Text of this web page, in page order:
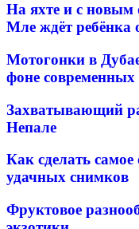
На яхте и с новым
Мле ждёт
Мотогонки в
фоне современных
Захватывающий
Непале
Как сделать
удачных снимков
Фруктовое